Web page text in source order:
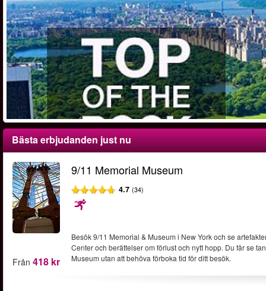
Bästa erbjudanden just nu
9/11 Memorial Museum
4.7 (34)
Besök 9/11 Memorial & Museum i New York och se
Center och berättelser om förlust och nytt hopp. Du får se
Museum utan att behöva förboka tid för ditt besök.
Från 418 kr